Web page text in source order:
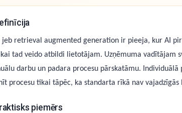
jeb retrieval augmented generation ir pieeja, kur AI
tad veido atbildi lietotājam. Uzņēmuma vadītājam
darbu un padara procesu pārskatāmu.
procesu tikai tāpēc, ka standarta rīkā nav vajadzīgās
piemērs